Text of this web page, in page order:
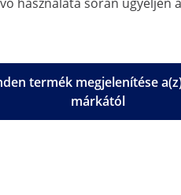
termék megjelenítése
márkától